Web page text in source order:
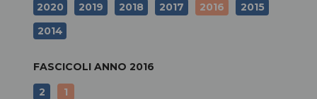
2020
2019 2018 2017 2016
2015
2014
FASCICOLI ANNO 2016
2
1